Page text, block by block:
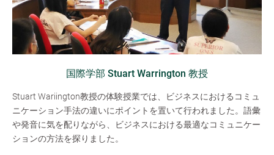
国際学部 Stuart Warrington 教授
Stuart Wariington教授の体験授業では、ビジネスにおけるコミュ
ニケーション手法の違いにポイントを置いて行われました。語彙
や発音に気を配りながら、ビジネスにおける最適なコミュニケー
ションの方法を探りました。